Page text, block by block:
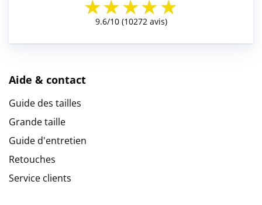
Aide & contact
Guide des tailles
Grande taille
Guide d'entretien
Retouches
Service clients